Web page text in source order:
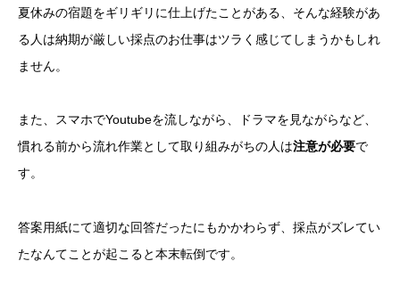
夏休みの宿題をギリギリに仕上げたことがある、そんな経験があ
る人は納期が厳しい採点のお仕事はツラく感じてしまうかもしれ
ません。
また、スマホでYoutubeを流しながら、ドラマを見ながらなど、
慣れる前から流れ作業として取り組みがちの人は注意が必要で
す。
答案用紙にて適切な回答だったにもかかわらず、採点がズレてい
たなんてことが起こると本末転倒です。